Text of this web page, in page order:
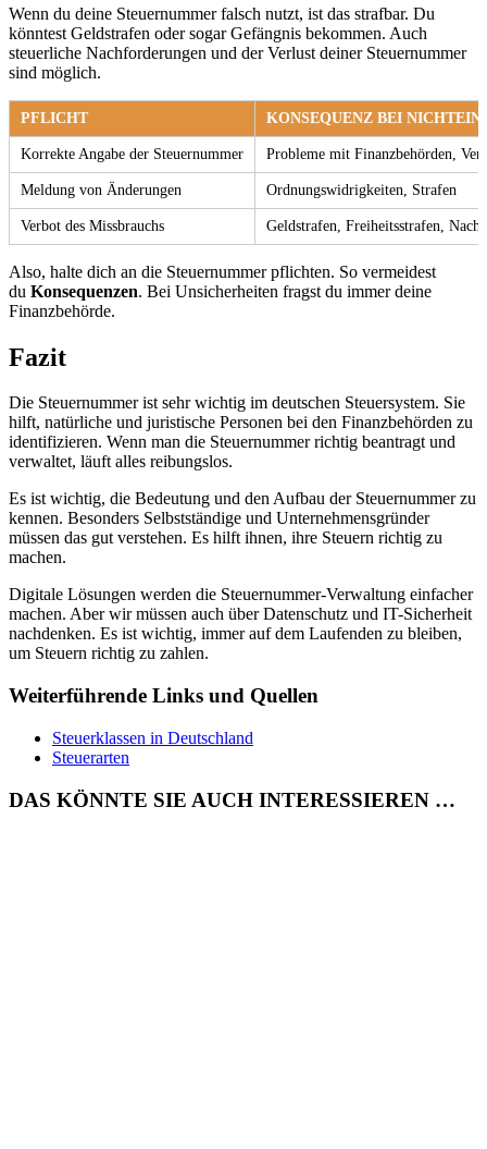
Wenn du deine Steuernummer falsch nutzt, ist das strafbar. Du
könntest Geldstrafen oder sogar Gefängnis bekommen. Auch
steuerliche Nachforderungen und der Verlust deiner Steuernummer
sind möglich.
PFLICHT KONSEQUENZ BEI
Korrekte Angabe der Steuernummer Probleme mit Finanzbehörden,
Meldung von Änderungen Ordnungswidrigkeiten, Strafen
Verbot des Missbrauchs Geldstrafen, Freiheitsstrafen,
Also, halte dich an die Steuernummer pflichten. So vermeidest
du Konsequenzen. Bei Unsicherheiten fragst du immer deine
Finanzbehörde.
Fazit
Die Steuernummer ist sehr wichtig im deutschen Steuersystem. Sie
hilft, natürliche und juristische Personen bei den Finanzbehörden zu
identifizieren. Wenn man die Steuernummer richtig beantragt und
verwaltet, läuft alles reibungslos.
Es ist wichtig, die Bedeutung und den Aufbau der Steuernummer zu
kennen. Besonders Selbstständige und Unternehmensgründer
müssen das gut verstehen. Es hilft ihnen, ihre Steuern richtig zu
machen.
Digitale Lösungen werden die Steuernummer-Verwaltung einfacher
machen. Aber wir müssen auch über Datenschutz und IT-Sicherheit
nachdenken. Es ist wichtig, immer auf dem Laufenden zu bleiben,
um Steuern richtig zu zahlen.
Weiterführende Links und Quellen
Steuerklassen in Deutschland
Steuerarten
DAS KÖNNTE SIE AUCH INTERESSIEREN …